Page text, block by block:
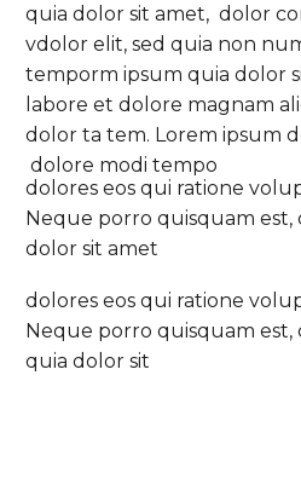
quia dolor sit amet, dolor
vdolor elit, sed quia non
temporm ipsum quia dolor
labore et dolore magnam
dolor ta tem. Lorem ipsum
dolore modi tempo
dolores eos qui ratione
Neque porro quisquam
dolor sit amet
dolores eos qui ratione
Neque porro quisquam
quia dolor sit